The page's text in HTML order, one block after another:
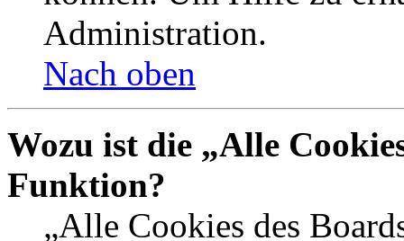
Administration.
Nach oben
Wozu ist die „Alle
Funktion?
„Alle Cookies des